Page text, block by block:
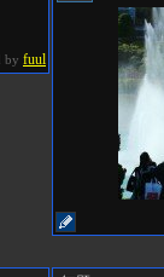
by fuul